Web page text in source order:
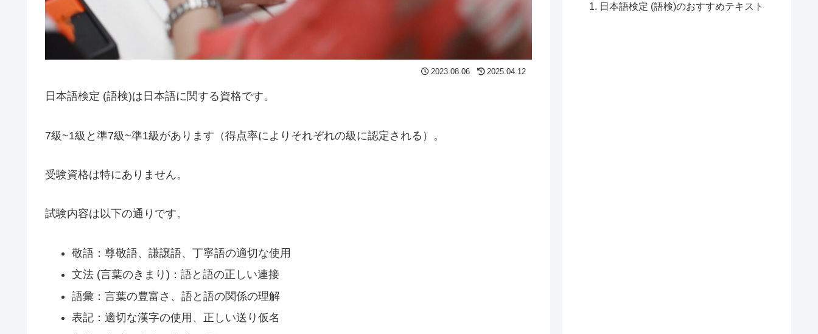
2023.08.06 2025.04.12
日本語検定 (語検)は日本語に関する資格です。
7級~1級と準7級~準1級があります（得点率によりそれぞれの級に認定される）。
受験資格は特にありません。
試験内容は以下の通りです。
敬語：尊敬語、謙譲語、丁寧語の適切な使用
文法 (言葉のきまり)：語と語の正しい連接
語彙：言葉の豊富さ、語と語の関係の理解
表記：適切な漢字の使用、正しい送り仮名
日本語検定 (語検)のおすすめテキスト